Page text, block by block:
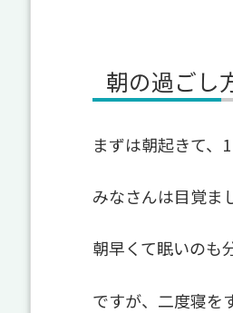
朝の過ごし
まずは朝起きて、
みなさんは目覚ま
朝早くて眠いのも
ですが、二度寝を